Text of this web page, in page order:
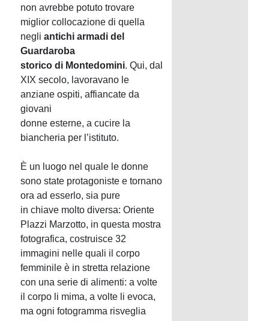
non avrebbe potuto trovare
miglior collocazione di quella
negliantichi armadi del
Guardaroba
storico di Montedomini. Qui, dal
XIX secolo, lavoravano le
anziane ospiti, affiancate da
giovani
donne esterne, a cucire la
biancheria per l’istituto.
È un luogo nel quale le donne
sono state protagoniste e tornano
ora ad esserlo, sia pure
in chiave molto diversa: Oriente
Plazzi Marzotto, in questa mostra
fotografica, costruisce 32
immagini nelle quali il corpo
femminile è in stretta relazione
con una serie di alimenti: a volte
il corpo li mima, a volte li evoca,
ma ogni fotogramma risveglia